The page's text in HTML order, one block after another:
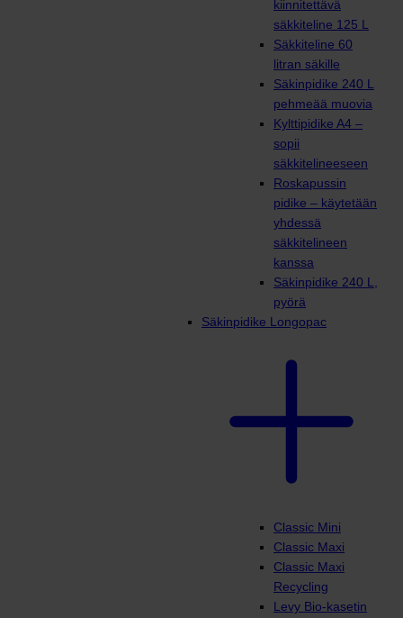
kiinnitettävä
säkkiteline 125 L
Säkkiteline 60
litran säkille
Säkinpidike 240 L
pehmeää muovia
Kylttipidike A4 –
sopii
säkkitelineeseen
Roskapussin
pidike – käytetään
yhdessä
säkkitelineen
kanssa
Säkinpidike 240 L,
pyörä
Säkinpidike Longopac
Classic Mini
Classic Maxi
Classic Maxi
Recycling
Levy Bio-kasetin